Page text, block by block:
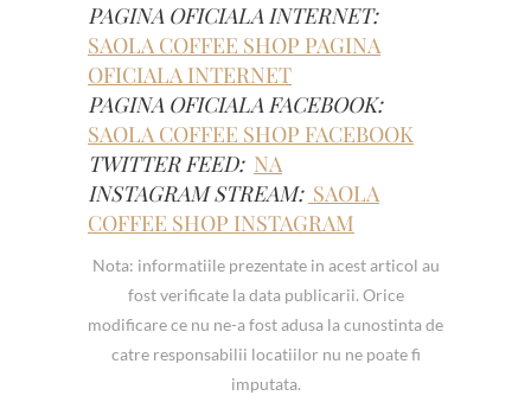
PAGINA OFICIALA INTERNET:
SAOLA COFFEE SHOP PAGINA
OFICIALA INTERNET
PAGINA OFICIALA FACEBOOK:
SAOLA COFFEE SHOP FACEBOOK
TWITTER FEED: NA
INSTAGRAM STREAM: SAOLA
COFFEE SHOP INSTAGRAM
Nota: informatiile prezentate in acest articol au
fost verificate la data publicarii. Orice
modificare ce nu ne-a fost adusa la cunostinta de
catre responsabilii locatiilor nu ne poate fi
imputata.